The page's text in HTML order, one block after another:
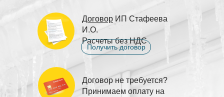
Договор ИП Стафеева
И.О.
Расчеты без НДС
Договор не требуется?
Принимаем оплату на
Получить договор